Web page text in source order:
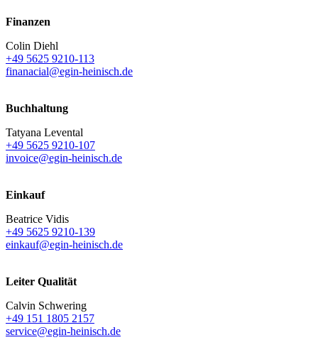
Finanzen
Colin Diehl
+49 5625 9210-113
finanacial@egin-heinisch.de
Buchhaltung
Tatyana Levental
+49 5625 9210-107
invoice@egin-heinisch.de
Einkauf
Beatrice Vidis
+49 5625 9210-139
einkauf@egin-heinisch.de
Leiter Qualität
Calvin Schwering
+49 151 1805 2157
service@egin-heinisch.de